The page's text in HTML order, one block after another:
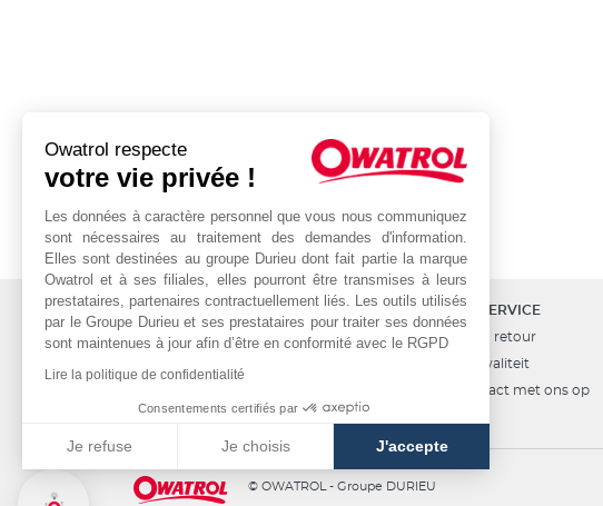
Owatrol respecte
votre vie privée !
Les données à caractère personnel que vous nous communiquez
sont nécessaires au traitement des demandes d'information.
Elles sont destinées au groupe Durieu dont fait partie la marque
Owatrol et à ses filiales, elles pourront être transmises à leurs
prestataires, partenaires contractuellement liés. Les outils utilisés
par le Groupe Durieu et ses prestataires pour traiter ses données
sont maintenues à jour afin d’être en conformité avec le RGPD
Lire la politique de confidentialité
Consentements certifiés par
Je refuse Je choisis
J'accepte
Axeptio consent
Plateforme de Gestion du Consentement : Personnalisez vos Options
OWATROL
Producten
KLANTENSERVICE
Levering en retour
Owatrol Kwaliteit
Neem contact met ons op
© OWATROL - Groupe DURIEU